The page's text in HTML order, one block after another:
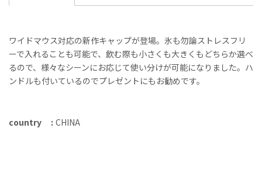
ワイドマウス対応の新作キャップが登場。氷も勿論ストレスフリ
ーで入れることも可能で、飲む際も小さくも大きくもどちらか選べ
るので、様々なシーンにお応じて使い分けが可能になりました。ハ
ンドルも付いているのでプレゼントにもお勧めです。
country CHINA